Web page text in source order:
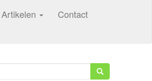
Artikelen Contact